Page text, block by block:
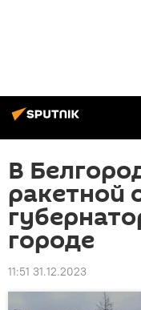
В
ракетной
городе
11:51 31.12.2023